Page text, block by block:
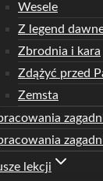
Wesele
Z legend
Zbrodnia i kara
Zdążyć przed
Zemsta
lekcji